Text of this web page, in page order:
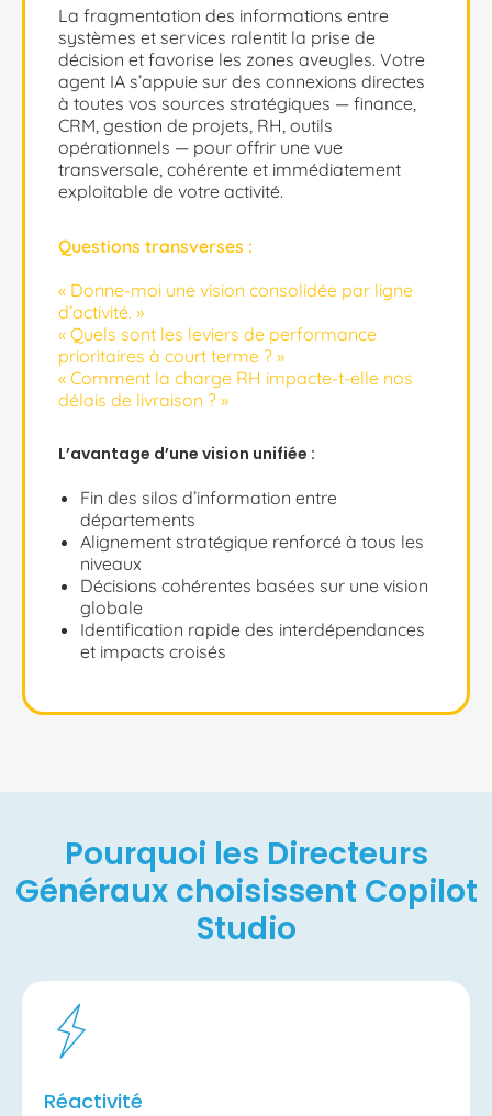
La fragmentation des informations entre
systèmes et services ralentit la prise de
décision et favorise les zones aveugles. Votre
agent IA s’appuie sur des connexions directes
à toutes vos sources stratégiques — finance,
CRM, gestion de projets, RH, outils
opérationnels — pour offrir une vue
transversale, cohérente et immédiatement
exploitable de votre activité.
Questions transverses :
« Donne-moi une vision consolidée par ligne
d’activité. »
« Quels sont les leviers de performance
prioritaires à court terme ? »
« Comment la charge RH impacte-t-elle nos
délais de livraison ? »
L’avantage d’une vision unifiée :
Fin des silos d’information entre
départements
Alignement stratégique renforcé à tous les
niveaux
Décisions cohérentes basées sur une vision
globale
Identification rapide des interdépendances
et impacts croisés
Pourquoi les Directeurs
Généraux choisissent Copilot
Studio
Réactivité